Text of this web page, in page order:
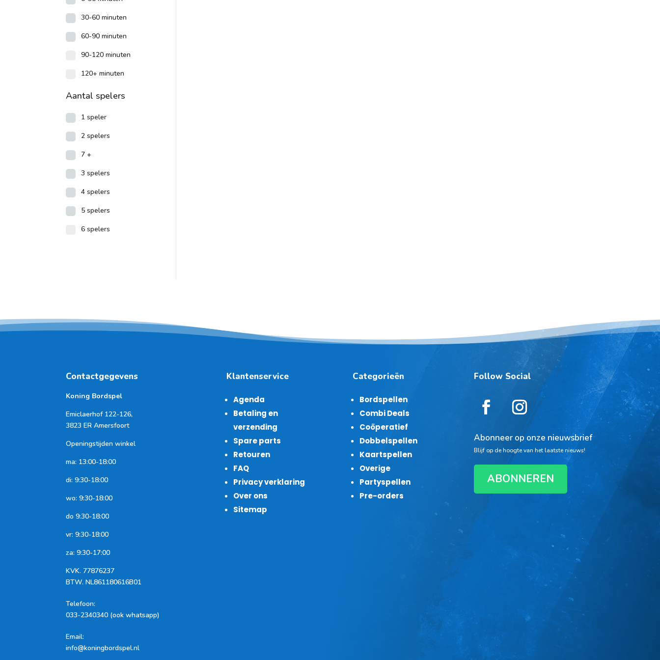
30-60 minuten
60-90 minuten
90-120 minuten
120+ minuten
Aantal spelers
1 speler
2 spelers
7 +
3 spelers
4 spelers
5 spelers
6 spelers
Contactgegevens
Koning Bordspel
Emiclaerhof 122-126,
3823 ER Amersfoort
Openingstijden winkel
ma: 13:00-18:00
di: 9:30-18:00
wo: 9:30-18:00
do 9:30-18:00
vr: 9:30-18:00
za: 9:30-17:00
KVK. 77876237
BTW. NL861180616B01
Telefoon:
033-2340340 (ook whatsapp)
Email:
info@koningbordspel.nl
Klantenservice
Agenda
Betaling en
verzending
Spare parts
Retouren
FAQ
Privacy verklaring
Over ons
Sitemap
Categorieën
Bordspellen
Combi Deals
Coöperatief
Dobbelspellen
Kaartspellen
Overige
Partyspellen
Pre-orders
Follow Social
Abonneer op onze nieuwsbrief
Blijf op de hoogte van het laatste nieuws!
ABONNEREN